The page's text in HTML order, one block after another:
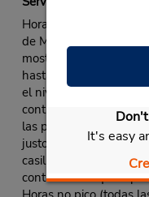
It's easy
Horas pico: (Dom de
de Mar a Vie de 07:00
mostrador de alquiler
hasta el área de
el nivel inferior. Omita
continúe hasta el
las puertas que se
justo después de los
casilla en el garaje, el
contrato de alquiler